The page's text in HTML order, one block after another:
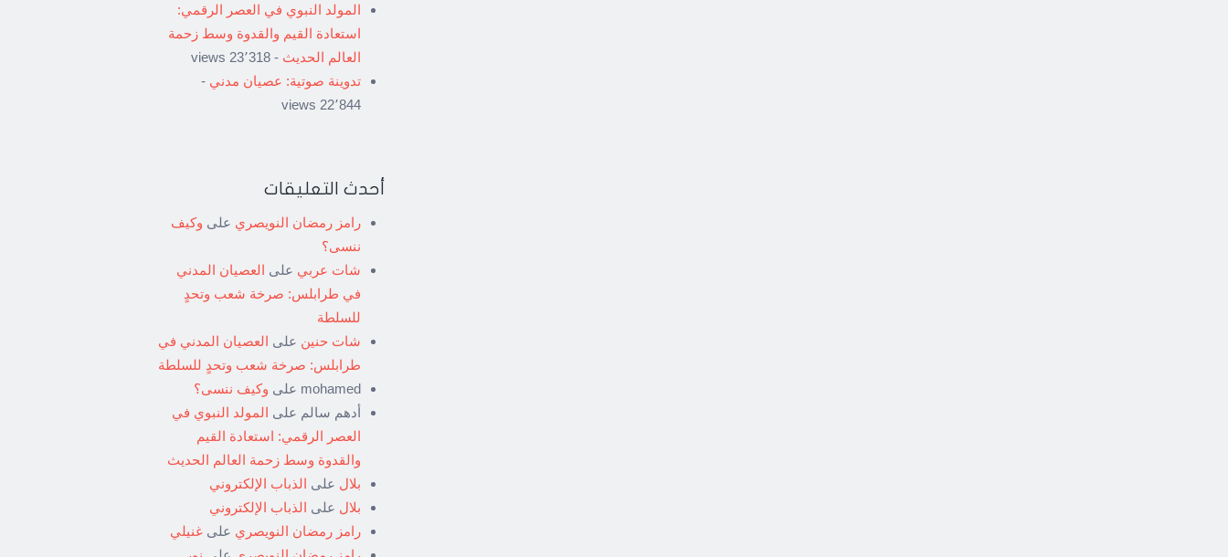
المولد النبوي في العصر الرقمي:
استعادة القيم والقدوة وسط زحمة
العالم الحديث - 23٬318 views
تدوينة صوتية: عصيان مدني -
22٬844 views
أحدث التعليقات
رامز رمضان النويصري على وكيف
ننسى؟
شات عربي على العصيان المدني
في طرابلس: صرخة شعب وتحدٍ
للسلطة
شات حنين على العصيان المدني في
طرابلس: صرخة شعب وتحدٍ للسلطة
mohamed على وكيف ننسى؟
أدهم سالم على المولد النبوي في
العصر الرقمي: استعادة القيم
والقدوة وسط زحمة العالم الحديث
بلال على الذباب الإلكتروني
بلال على الذباب الإلكتروني
رامز رمضان النويصري على غنيلي